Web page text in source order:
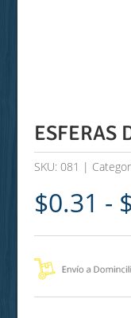
ESFERAS
SKU: 081
$0.31 -